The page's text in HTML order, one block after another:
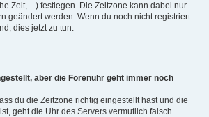
Zeit, ...) festlegen. Die Zeitzone kann dabei nur
geändert werden. Wenn du noch nicht registriert
dies jetzt zu tun.
aber die Forenuhr geht immer noch
du die Zeitzone richtig eingestellt hast und die
geht die Uhr des Servers vermutlich falsch.